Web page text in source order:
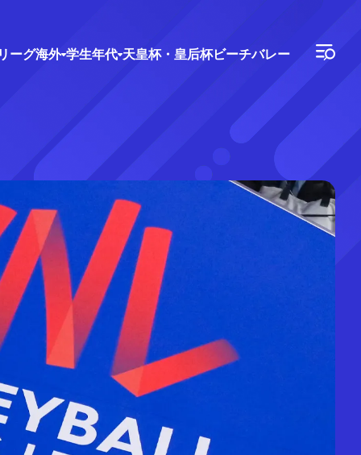
ーグ海外 学生年代 天皇杯・皇后杯ビーチバレー